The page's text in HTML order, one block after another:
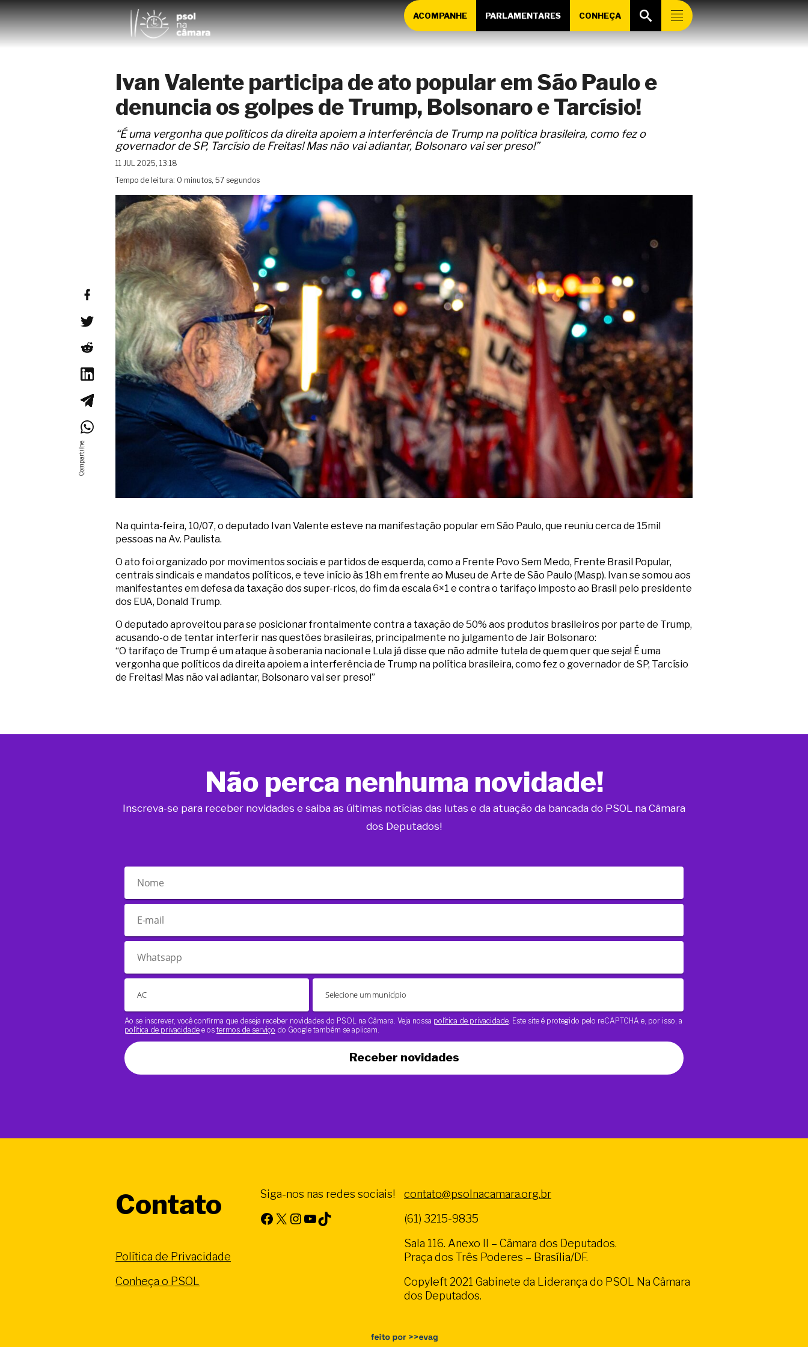
ACOMPANHE PARLAMENTARES CONHEÇA
Ivan Valente participa de ato popular em São Paulo e
denuncia os golpes de Trump, Bolsonaro e Tarcísio!
“É uma vergonha que políticos da direita apoiem a interferência de Trump na política brasileira, como fez o
governador de SP, Tarcísio de Freitas! Mas não vai adiantar, Bolsonaro vai ser preso!”
11 JUL 2025, 13:18
Tempo de leitura: 0 minutos, 57 segundos
Na quinta-feira, 10/07, o deputado Ivan Valente esteve na manifestação popular em São Paulo, que reuniu cerca de 15mil
pessoas na Av. Paulista.
O ato foi organizado por movimentos sociais e partidos de esquerda, como a Frente Povo Sem Medo, Frente Brasil Popular,
centrais sindicais e mandatos políticos, e teve início às 18h em frente ao Museu de Arte de São Paulo (Masp). Ivan se somou aos
manifestantes em defesa da taxação dos super-ricos, do fim da escala 6×1 e contra o tarifaço imposto ao Brasil pelo presidente
dos EUA, Donald Trump.
O deputado aproveitou para se posicionar frontalmente contra a taxação de 50% aos produtos brasileiros por parte de Trump,
acusando-o de tentar interferir nas questões brasileiras, principalmente no julgamento de Jair Bolsonaro:
“O tarifaço de Trump é um ataque à soberania nacional e Lula já disse que não admite tutela de quem quer que seja! É uma
vergonha que políticos da direita apoiem a interferência de Trump na política brasileira, como fez o governador de SP, Tarcísio
de Freitas! Mas não vai adiantar, Bolsonaro vai ser preso!”
Não perca nenhuma novidade!
Inscreva-se para receber novidades e saiba as últimas notícias das lutas e da atuação da bancada do PSOL na Câmara
dos Deputados!
Ao se inscrever, você confirma que deseja receber novidades do PSOL na Câmara. Veja nossa política de privacidade . Este site é protegido pelo reCAPTCHA e, por isso, a
política de privacidade e os termos de serviço do Google também se aplicam.
Receber novidades
Contato
Política de Privacidade
Conheça o PSOL
Siga-nos nas redes sociais!
Facebook X Instagram Youtube TikTok
contato@psolnacamara.org.br
(61) 3215-9835
Sala 116. Anexo II – Câmara dos Deputados.
Praça dos Três Poderes – Brasília/DF.
Copyleft 2021 Gabinete da Liderança do PSOL Na Câmara
dos Deputados.